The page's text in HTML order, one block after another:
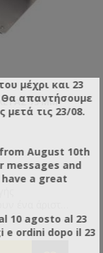
75 MM
δεν απαιτεί
στο βάζο
μέχρι και 23
Θα απαντήσουμε
μετά τις 23/08.
August 10th
messages and
a great
10 agosto al 23
e ordini dopo il 23